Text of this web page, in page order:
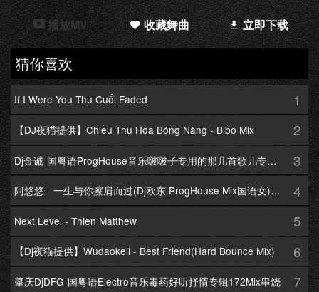
播放MV 收藏舞曲 立即下载
猜你喜欢
If I Were You Thu Cuối Faded 1
【DJ夜猫提供】Chiều Thu Họa Bóng Nàng - Bibo Mix 2
Dj金诚-国粤语ProgHouse音乐啵啵子专用的那几首歌儿专辑172Mix串烧 3
阿悠悠 - 一生与你擦肩而过(Dj欧东 ProgHouse Mix国语女)Dj小耀修改 4
Next Level - Thien Matthew 5
【Dj夜猫提供】Wudaokeli - Best Friend(Hard Bounce Mix) 6
肇庆DjDFG-国粤语Electro音乐毒药好听抒情专辑172Mix串烧 7